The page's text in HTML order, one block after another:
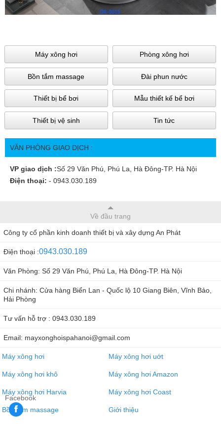
Máy xông hơi Phòng xông hơi
Bồn tắm massage Đài phun nước
Thiết bị bể bơi Mẫu thiết kế bể bơi
Thiết bị vệ sinh Tin tức
VĂN PHÒNG GIAO DỊCH :
VP giao dịch :Số 29 Văn Phú, Phú La, Hà Đông-TP. Hà Nội
Điện thoại: - 0943.030.189
Về đầu trang
Công ty cổ phần kinh doanh thiết bị và xây dựng An Phát
Điện thoại :0943.030.189
Văn Phòng: Số 29 Văn Phú, Phú La, Hà Đông-TP. Hà Nội
Chi nhánh: Cửa hàng Biển Lan - Quốc lộ 10 Giang Biên, Vĩnh Bảo,
Hải Phòng
Tư vấn hỗ trợ : 0943.030.189
Email: mayxonghoispahanoi@gmail.com
Máy xông hơi Máy xông hơi uớt
Máy xông hơi khô Máy xông hơi Amazon
Máy xông hơi Harvia Máy xông hơi Coast
Bồn tắm massage Giới thiệu
Facebook